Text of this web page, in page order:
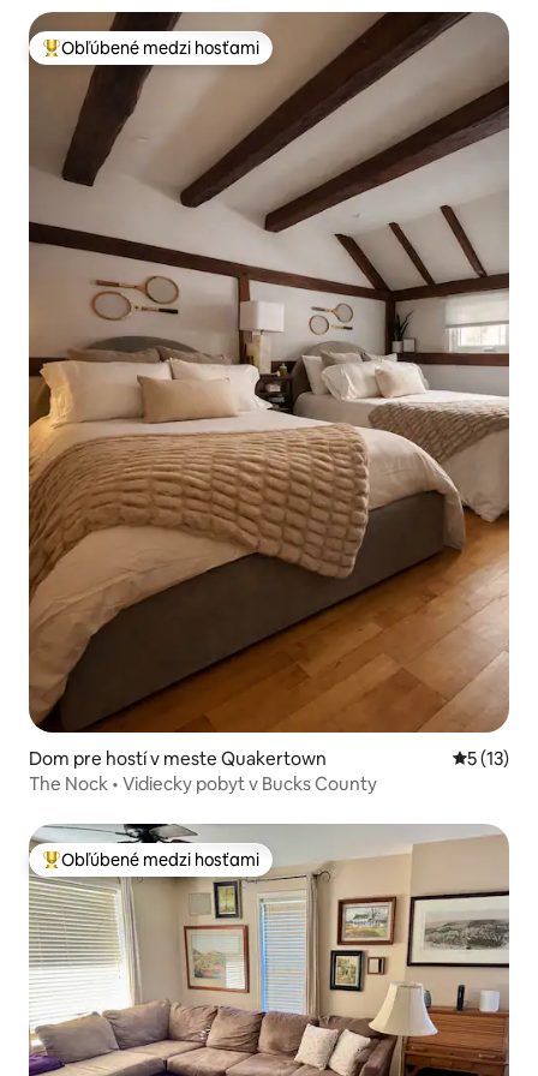
Najobľúbenejšie medzi hosťami
Obľúbené medzi hosťami
Dom pre hostí v meste Quakertown
5 (13)
The Nock • Vidiecky pobyt v Bucks County
Najobľúbenejšie medzi hosťami
Obľúbené medzi hosťami